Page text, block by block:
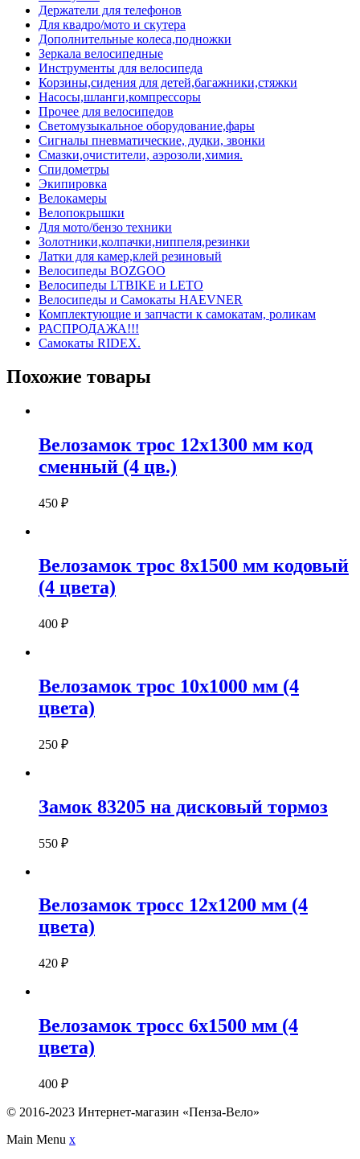
Держатели для телефонов
Для квадро/мото и скутера
Дополнительные колеса,подножки
Зеркала велосипедные
Инструменты для велосипеда
Корзины,сидения для детей,багажники,стяжки
Насосы,шланги,компрессоры
Прочее для велосипедов
Светомузыкальное оборудование,фары
Сигналы пневматические, дудки, звонки
Смазки,очистители, аэрозоли,химия.
Спидометры
Экипировка
Велокамеры
Велопокрышки
Для мото/бензо техники
Золотники,колпачки,ниппеля,резинки
Латки для камер,клей резиновый
Велосипеды BOZGOO
Велосипеды LTBIKE и LETO
Велосипеды и Самокаты HAEVNER
Комплектующие и запчасти к самокатам, роликам
РАСПРОДАЖА!!!
Самокаты RIDEX.
Похожие товары
Велозамок трос 12х1300 мм код
сменный (4 цв.)
450 ₽
Велозамок трос 8х1500 мм кодовый
(4 цвета)
400 ₽
Велозамок трос 10х1000 мм (4
цвета)
250 ₽
Замок 83205 на дисковый тормоз
550 ₽
Велозамок тросс 12х1200 мм (4
цвета)
420 ₽
Велозамок тросс 6х1500 мм (4
цвета)
400 ₽
© 2016-2023 Интернет-магазин «Пенза-Вело»
Main Menu x